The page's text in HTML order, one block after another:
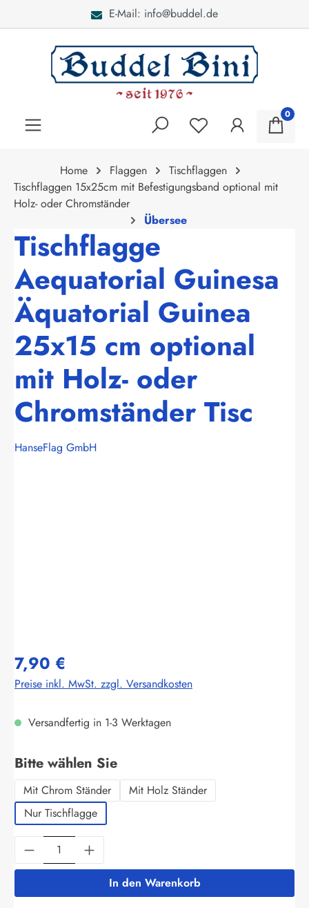
E-Mail: info@buddel.de
0
Home Flaggen
Tischflaggen
Tischflaggen 15x25cm mit Befestigungsband optional mit
Holz- oder Chromständer
Übersee
Tischflagge
Aequatorial Guinesa
Äquatorial Guinea
25x15 cm optional
mit Holz- oder
Chromständer Tisc
HanseFlag GmbH
7,90 €
Preise inkl. MwSt. zzgl. Versandkosten
Versandfertig in 1-3 Werktagen
Bitte wählen Sieauswählen
Mit Chrom Ständer
Mit Holz Ständer
Nur Tischflagge
Produkt Anzahl: Gib den gewünschten
In den Warenkorb